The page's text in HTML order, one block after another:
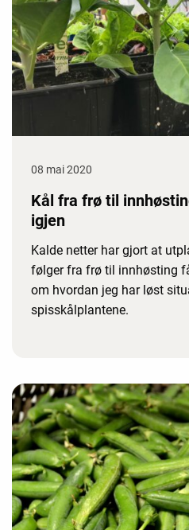
08 mai 2020
Kål fra frø til
igjen
Kalde netter har gjort at
følger fra frø til innhøsting
om hvordan jeg har løst
spisskålplantene.